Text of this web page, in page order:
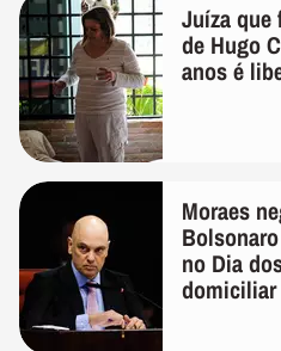
Juíza que
de Hugo
anos é
Moraes
no Dia
domiciliar